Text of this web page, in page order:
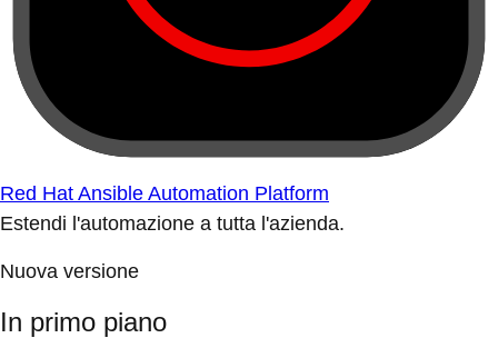
Red Hat Ansible Automation Platform
Estendi l'automazione a tutta l'azienda.
Nuova versione
In primo piano